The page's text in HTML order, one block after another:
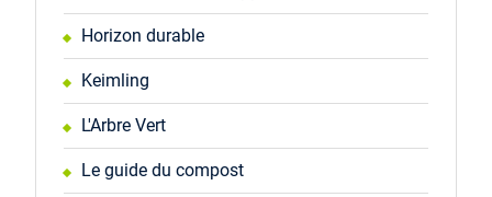
Horizon durable
Keimling
L'Arbre Vert
Le guide du compost